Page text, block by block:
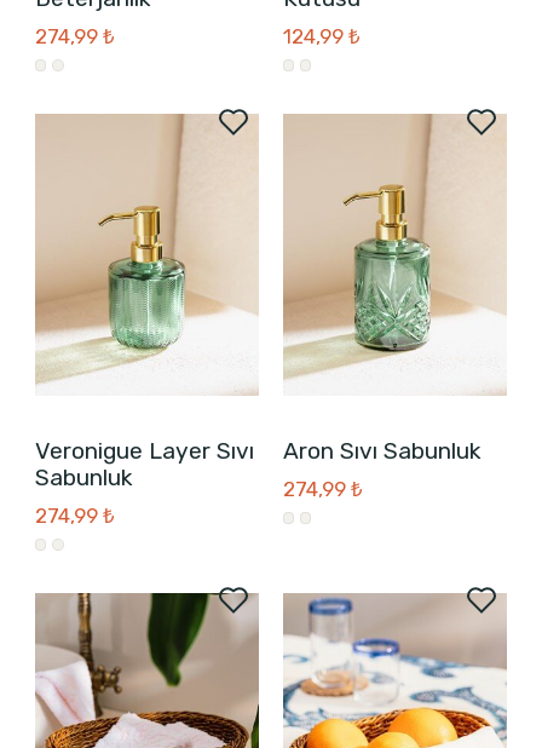
274,99 ₺ 124,99 ₺
Veronigue Layer Sıvı
Sabunluk
274,99 ₺
Aron Sıvı Sabunluk
274,99 ₺